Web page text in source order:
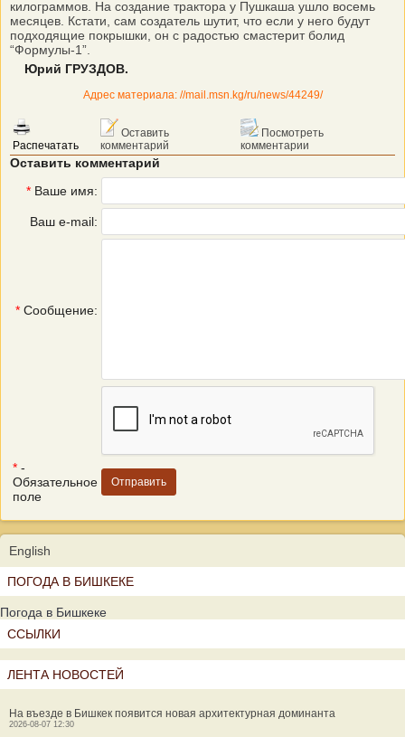
килограммов. На создание трактора у Пушкаша ушло восемь
месяцев. Кстати, сам создатель шутит, что если у него будут
подходящие покрышки, он с радостью смастерит болид
“Формулы-1”.
Юрий ГРУЗДОВ.
Адрес материала: //mail.msn.kg/ru/news/44249/
Распечатать
Оставить
комментарий
Посмотреть
комментарии
Оставить комментарий
* Ваше имя:
Ваш e-mail:
* Сообщение:
* -
Обязательное
поле
English
ПОГОДА В БИШКЕКЕ
Погода в Бишкеке
ССЫЛКИ
ЛЕНТА НОВОСТЕЙ
На въезде в Бишкек появится новая архитектурная доминанта
2026-08-07 12:30